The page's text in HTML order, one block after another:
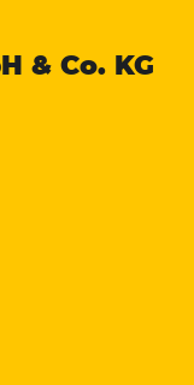
& Co. KG